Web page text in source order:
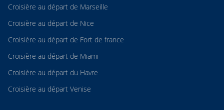
Croisière au départ de Marseille
Croisière au départ de Nice
Croisière au départ de Fort de france
Croisière au départ de Miami
Croisière au départ du Havre
Croisière au départ Venise